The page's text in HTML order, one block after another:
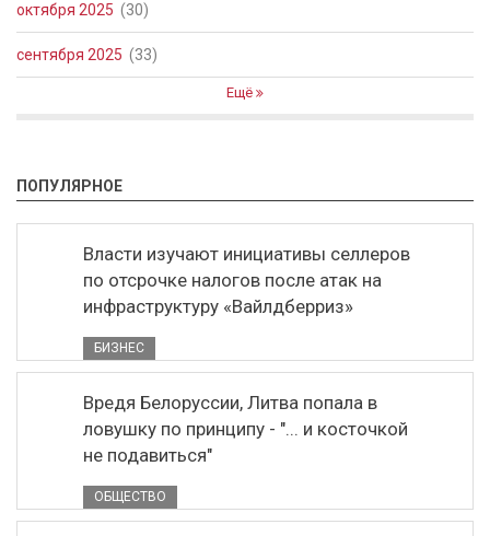
октября 2025 (30)
сентября 2025 (33)
Ещё
ПОПУЛЯРНОЕ
Власти изучают инициативы селлеров
по отсрочке налогов после атак на
инфраструктуру «Вайлдберриз»
БИЗНЕС
Вредя Белоруссии, Литва попала в
ловушку по принципу - "... и косточкой
не подавиться"
ОБЩЕСТВО